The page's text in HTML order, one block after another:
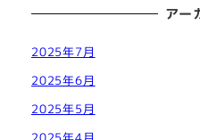
アー
2025年7月
2025年6月
2025年5月